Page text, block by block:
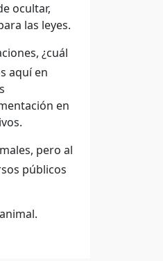
ocultar,
las leyes.
¿cuál
aquí en
en
pero al
públicos